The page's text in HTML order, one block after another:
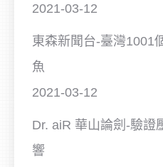
2021-03-12
東森新聞台-臺灣1001
魚
2021-03-12
Dr. aiR 華山論劍-驗證
響